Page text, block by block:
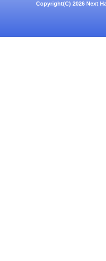
Copyright(C) 2026 Next